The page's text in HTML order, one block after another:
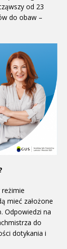
od 23
do obaw –
mieć założone
Odpowiedzi na
do
dotykania i